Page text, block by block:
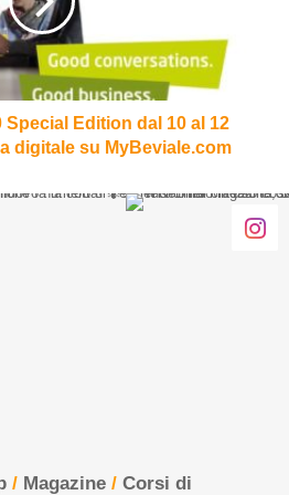
Special Edition dal 10 al 12
digitale su MyBeviale.com
/ Magazine / Corsi di